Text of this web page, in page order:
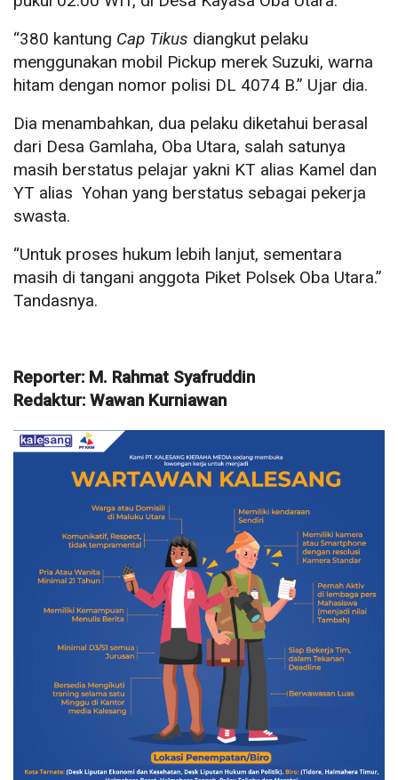
“380 kantung Cap Tikus diangkut pelaku
menggunakan mobil Pickup merek Suzuki, warna
hitam dengan nomor polisi DL 4074 B.” Ujar dia.
Dia menambahkan, dua pelaku diketahui berasal
dari Desa Gamlaha, Oba Utara, salah satunya
masih berstatus pelajar yakni KT alias Kamel dan
YT alias Yohan yang berstatus sebagai pekerja
swasta.
“Untuk proses hukum lebih lanjut, sementara
masih di tangani anggota Piket Polsek Oba Utara.”
Tandasnya.
Reporter: M. Rahmat Syafruddin
Redaktur: Wawan Kurniawan